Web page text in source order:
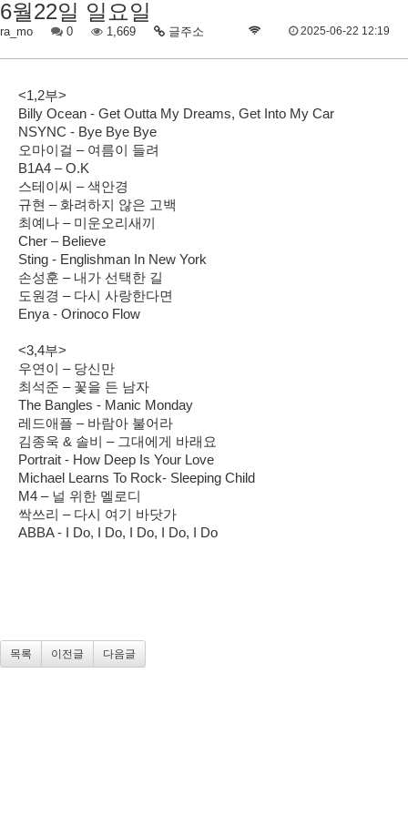
6월22일 일요일
ra_mo 0 1,669 글주소 2025-06-22 12:19
<1,2부>
Billy Ocean - Get Outta My Dreams, Get Into My Car
NSYNC - Bye Bye Bye
오마이걸 – 여름이 들려
B1A4 – O.K
스테이씨 – 색안경
규현 – 화려하지 않은 고백
최예나 – 미운오리새끼
Cher – Believe
Sting - Englishman In New York
손성훈 – 내가 선택한 길
도원경 – 다시 사랑한다면
Enya - Orinoco Flow
<3,4부>
우연이 – 당신만
최석준 – 꽃을 든 남자
The Bangles - Manic Monday
레드애플 – 바람아 불어라
김종욱 & 솔비 – 그대에게 바래요
Portrait - How Deep Is Your Love
Michael Learns To Rock- Sleeping Child
M4 – 널 위한 멜로디
싹쓰리 – 다시 여기 바닷가
ABBA - I Do, I Do, I Do, I Do, I Do
목록 이전글 다음글